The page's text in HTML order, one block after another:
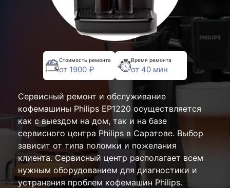
Стоимость ремонта
от 1900 ₽
Время ремонта
от 40 мин
Сервисный ремонт и обслуживание
кофемашины Philips EP1220 осуществляется
как с выездом на дом, так и на базе
сервисного центра Philips в Саратове. Выбор
зависит от типа поломки и пожелания
клиента. Сервисный центр располагает всем
нужным оборудованием для диагностики и
устранения проблем кофемашин Philips.